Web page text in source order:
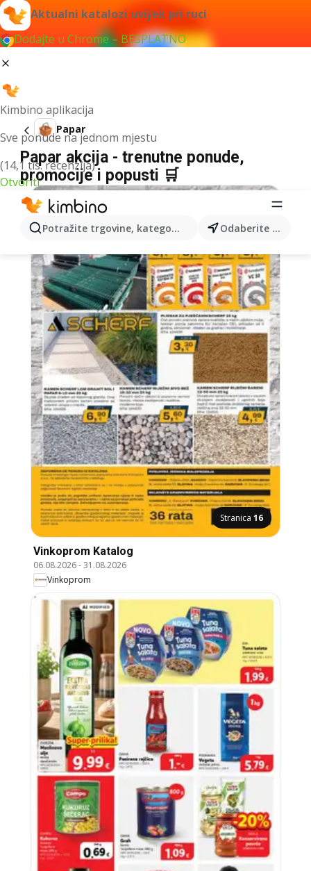
Aktualni katalozi uvijek pri ruci
Dodajte u Chrome – BESPLATNO
Kimbino aplikacija
Sve ponude na jednom mjestu
(14,1 tis. recenzija)
Otvoriti
Potražite trgovine, kategorije, proizvode... Odaberite grad
Papar
Papar akcija - trenutne ponude,
promocije i popusti 🛒
Stranica 16
Vinkoprom Katalog
06.08.2026-31.08.2026
Vinkoprom